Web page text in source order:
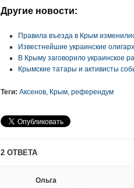
Другие новости:
Правила въезда в Крым
Известнейшие украинские
В Крыму заговорило украинское
Крымские татары и активисты
Теги: Аксенов, Крым, референдум
2 ОТВЕТА
Ольга